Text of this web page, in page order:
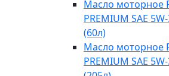
Масло моторное
PREMIUM SAE
(60л)
Масло моторное
PREMIUM SAE